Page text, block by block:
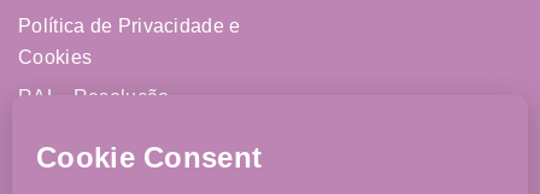
Política de Privacidade e
Cookies
RAL - Resolução
Livro de Reclamações